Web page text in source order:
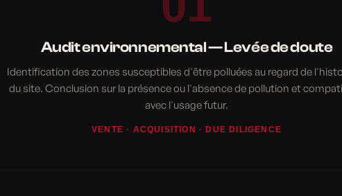
Audit environnemental — Levée de doute
Identification des zones susceptibles d'être polluées au regard de
du site. Conclusion sur la présence ou l'absence de pollution et
avec l'usage futur.
VENTE · ACQUISITION · DUE DILIGENCE